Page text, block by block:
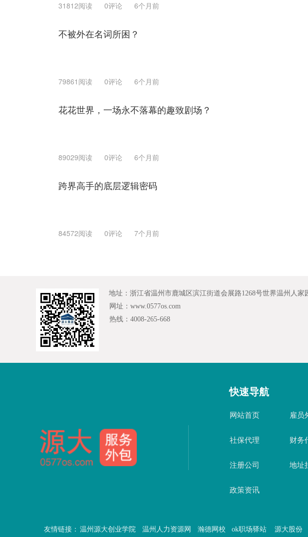
31812阅读 0评论 6个月前
不被外在名词所困？
79861阅读 0评论 6个月前
花花世界，一场永不落幕的趣致剧场？
89029阅读 0评论 6个月前
跨界高手的底层逻辑密码
84572阅读 0评论 7个月前
地址：浙江省温州市鹿城区滨江街道会展路1268号世界温州人家
网址：www.0577os.com
热线：4008-265-668
快速导航
网站首页 雇员
社保代理 财务
注册公司 地址
政策资讯
友情链接： 温州源大创业学院 温州人力资源网 瀚德网校 ok职场驿站 源大股份